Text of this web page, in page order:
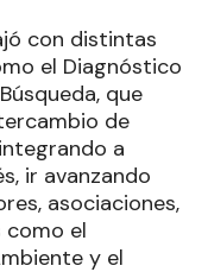
con distintas
el Diagnóstico
que
de
a
ir avanzando
asociaciones,
como el
y el